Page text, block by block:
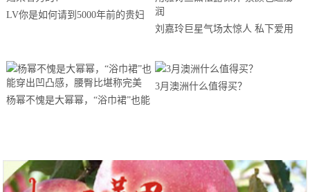
LV你是如何请到5000年前的贵妇
刘嘉玲巨星气场太惊人 私下爱用
杨幂不愧是大幂幂，“浴巾裙”也能
3月澳洲什么值得买？